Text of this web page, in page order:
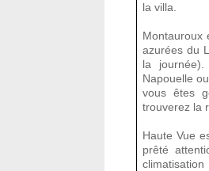
la villa.
Montauroux
azurées du
la
Napouelle
vous êtes
trouverez la
Haute Vue
prêté